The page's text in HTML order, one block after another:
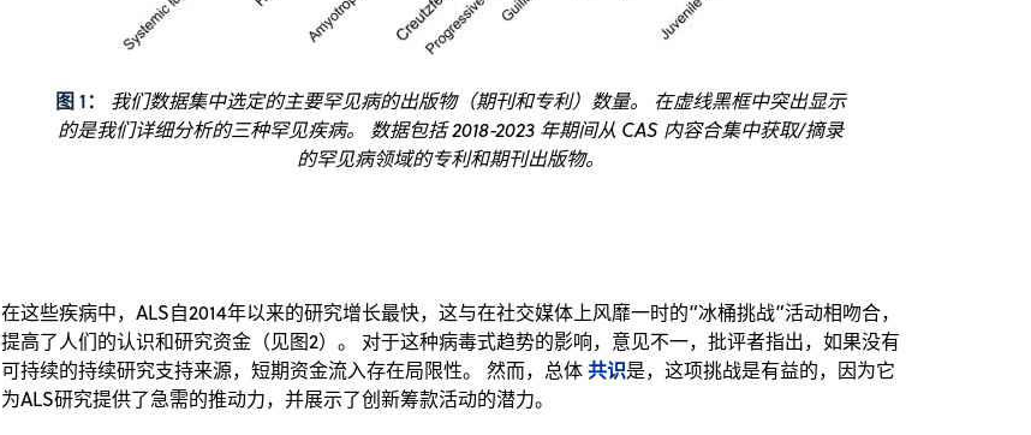
图 1： 我们数据集中选定的主要罕见病的出版物（期刊和专利）数量。 在虚线黑框中突出显示
的是我们详细分析的三种罕见疾病。 数据包括 2018-2023 年期间从 CAS 内容合集中获取/摘录
的罕见病领域的专利和期刊出版物。
在这些疾病中，ALS自2014年以来的研究增长最快，这与在社交媒体上风靡一时的“冰桶挑战”活动相吻合，
提高了人们的认识和研究资金（见图2）。 对于这种病毒式趋势的影响，意见不一，批评者指出，如果没有
可持续的持续研究支持来源，短期资金流入存在局限性。 然而，总体共识是，这项挑战是有益的，因为它
为ALS研究提供了急需的推动力，并展示了创新筹款活动的潜力。